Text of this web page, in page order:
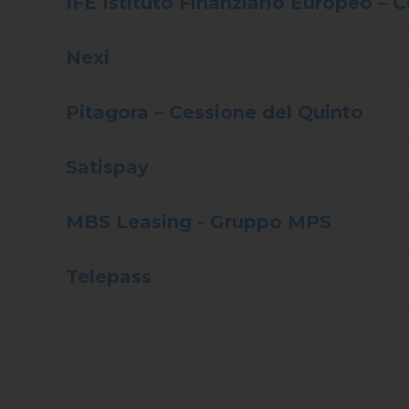
Nexi
Pitagora – Cessione del Quinto
Satispay
MBS Leasing - Gruppo MPS
Telepass